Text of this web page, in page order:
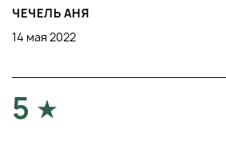
ЧЕЧЕЛЬ АНЯ
14 мая 2022
5